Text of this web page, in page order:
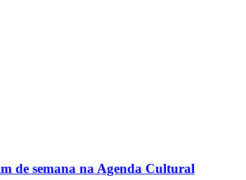
de semana na Agenda Cultural